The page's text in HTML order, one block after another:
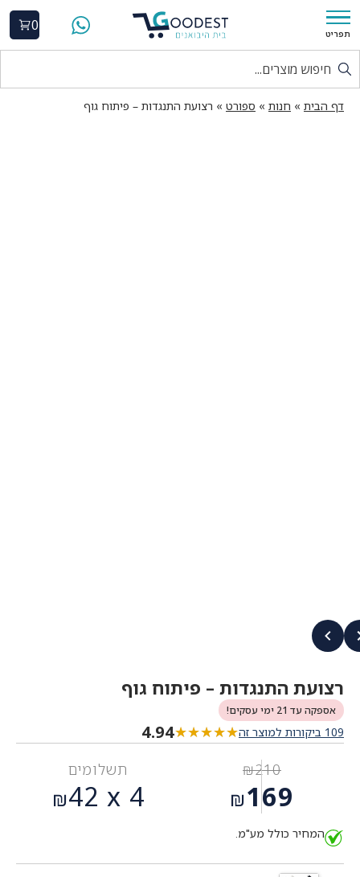
תפריט
0
דף הבית » חנות » ספורט » רצועת התנגדות – פיתוח גוף
רצועת התנגדות – פיתוח גוף
אספקה עד 21 ימי עסקים!
109 ביקורות למוצר זה ★★★★★
★★★★★
4.94
₪210
המחיר
המקורי
היה:
₪169
הנוכחי
הוא:
תשלומים
4 x
₪42
המחיר כולל מע"מ.